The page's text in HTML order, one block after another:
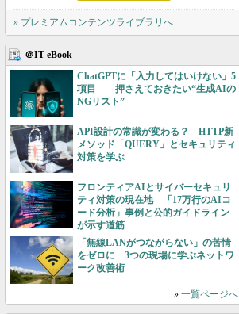
» プレミアムコンテンツライブラリへ
＠IT eBook
ChatGPTに「入力してはいけない」5
項目――押さえておきたい“生成AIの
NGリスト”
API設計の常識が変わる？ HTTP新
メソッド「QUERY」とセキュリティ
対策を学ぶ
フロンティアAIとサイバーセキュリ
ティ対策の現在地 「17万行のAIコ
ード分析」事例と公的ガイドライン
が示す道筋
「無線LANがつながらない」の苦情
をゼロに 3つの現場に学ぶネットワ
ーク改善術
» 一覧ページへ